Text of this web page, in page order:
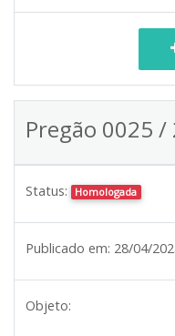
Pregão 0025 /
Status: Homologada
Publicado em: 28/04/
Objeto: